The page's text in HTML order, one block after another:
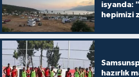
isyanda:
hepimizi
hazırlık